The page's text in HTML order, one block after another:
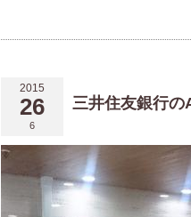
2015
26
6
三井住友銀行の